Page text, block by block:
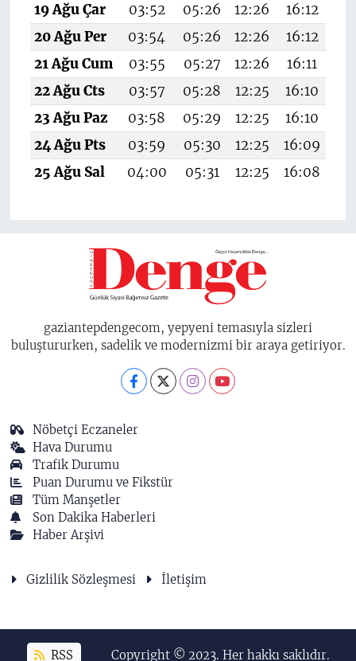
19 Ağu Çar
03:52 05:26 12:26 16:12
20 Ağu Per
03:54 05:26 12:26 16:12
21 Ağu Cum
03:55 05:27 12:26 16:11
22 Ağu Cts
03:57 05:28 12:25 16:10
23 Ağu Paz
03:58 05:29 12:25 16:10
24 Ağu Pts
03:59 05:30 12:25 16:09
25 Ağu Sal
04:00 05:31 12:25 16:08
gaziantepdengecom, yepyeni temasıyla sizleri
buluştururken, sadelik ve modernizmi bir araya getiriyor.
Nöbetçi Eczaneler
Hava Durumu
Trafik Durumu
Puan Durumu ve Fikstür
Tüm Manşetler
Son Dakika Haberleri
Haber Arşivi
Gizlilik Sözleşmesi İletişim
RSS Copyright © 2023. Her hakkı saklıdır.